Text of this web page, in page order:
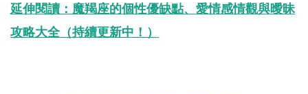
延伸閱讀：魔羯座的個性優缺點、愛情感情觀與曖昧
攻略大全（持續更新中！）